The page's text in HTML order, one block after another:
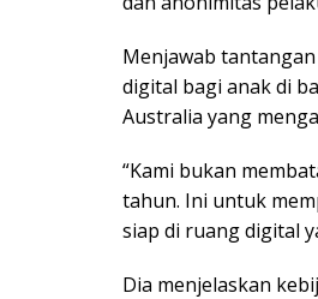
Menjawab
digital bagi anak di
Australia yang
“Kami bukan
tahun. Ini untuk
siap di ruang digital
Dia menjelaskan